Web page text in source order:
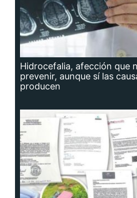
Hidrocefalia, afección que
prevenir, aunque sí las
producen